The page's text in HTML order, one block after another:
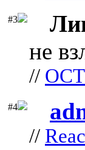
#3
не
//
#4
//